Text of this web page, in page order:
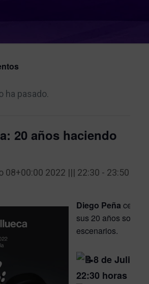
ha pasado.
20 años haciendo
08+00:00 2022 ||| 22:30 - 23:50
Diego Peña
sus 20 años sobre
escenarios.
8 de Julio a
22:30 horas